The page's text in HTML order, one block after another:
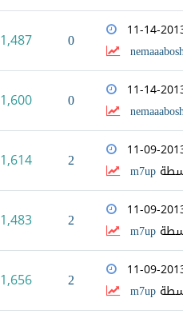
11-14-
0
1,487
11-14-
0
1,600
11-09-
m7up
2
1,614
11-09-
m7up
2
1,483
11-09-
m7up
2
1,656